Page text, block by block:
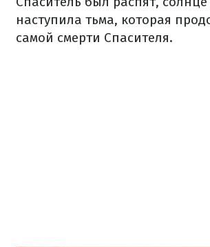
наступила тьма, которая
самой смерти Спасителя.